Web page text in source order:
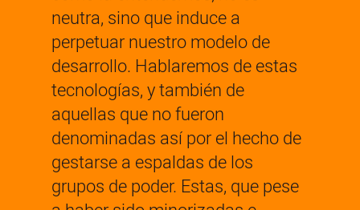
neutra, sino que induce a
perpetuar nuestro modelo de
desarrollo. Hablaremos de estas
tecnologías, y también de
aquellas que no fueron
denominadas así por el hecho de
gestarse a espaldas de los
grupos de poder. Estas, que pese